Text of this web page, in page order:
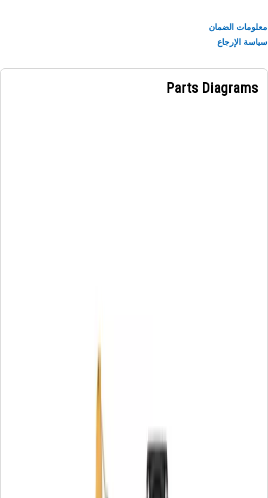
الضمان
الإرجاع
Parts Diagrams